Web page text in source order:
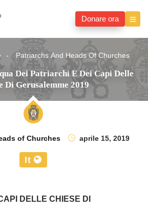
Donare ora
Patriarchs And Heads Of Churches
Dei Patriarchi E Dei Capi Delle
Di Gerusalemme 2019
of Churches aprile 15, 2019
It
DELLE CHIESE DI